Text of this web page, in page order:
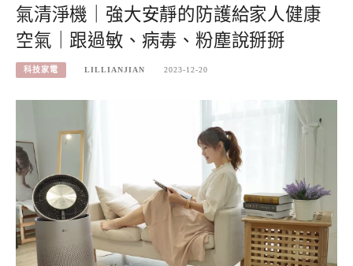
氣清淨機｜強大安靜的防護給家人健康
空氣｜跟過敏、病毒、粉塵說掰掰
科技家電 LILLIANJIAN 2023-12-20